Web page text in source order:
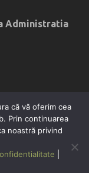
Administratia
Rights Reserved.
că vă oferim cea
Prin continuarea
noastră privind